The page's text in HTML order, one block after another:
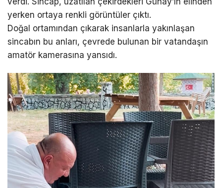
yerken ortaya renkli görüntüler çıktı.
Doğal ortamından çıkarak insanlarla yakınlaşan
sincabın bu anları, çevrede bulunan bir vatandaşın
amatör kamerasına yansıdı.